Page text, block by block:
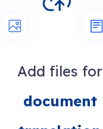
Add files for
document